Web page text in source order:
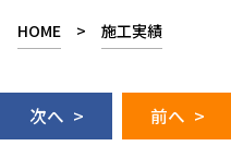
HOME > 施工実績
次へ > 前へ >